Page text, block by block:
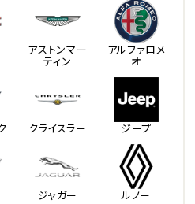
アストンマー
ティン
アルファロメ
オ
クライスラー ジープ
ジャガー ルノー